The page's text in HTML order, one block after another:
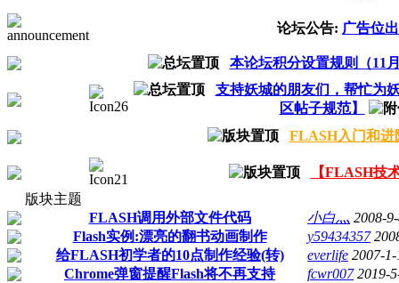
论坛公告: 广告位
本论坛积分设置规则（11
支持妖城的朋友们，帮忙为
区帖子规范】
FLASH入门和进
【FLASH技
版块主题
FLASH调用外部文件代码
小白灬 2008-
Flash实例:漂亮的翻书动画制作
y59434357
给FLASH初学者的10点制作经验(转)
everlife 2007-1-
Chrome弹窗提醒Flash将不再支持
fcwr007 2019-